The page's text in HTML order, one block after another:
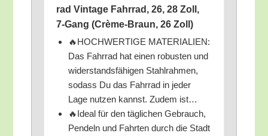
rad Vin­ta­ge Fahr­rad, 26, 28 Zoll,
7‑Gang (Crè­me-Braun, 26 Zoll)
🔥HOCHWERTIGE MATERIALIEN:
Das Fahr­rad hat einen robus­ten und
wider­stands­fä­hi­gen Stahl­rah­men,
sodass Du das Fahr­rad in jeder
Lage nut­zen kannst. Zudem ist…
🔥Ide­al für den täg­li­chen Gebrauch,
Pen­deln und Fahr­ten durch die Stadt